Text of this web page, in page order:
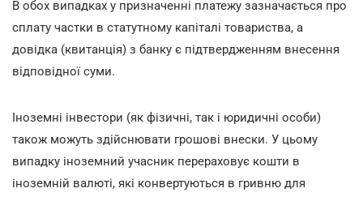
В обох випадках у призначенні платежу зазначається про
сплату частки в статутному капіталі товариства, а
довідка (квитанція) з банку є підтвердженням внесення
відповідної суми.
Іноземні інвестори (як фізичні, так і юридичні особи)
також можуть здійснювати грошові внески. У цьому
випадку іноземний учасник перераховує кошти в
іноземній валюті, які конвертуються в гривню для